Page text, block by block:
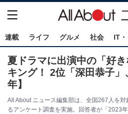
連載 ライフ グルメ 社会 IT
夏ドラマに出演中の「好
キング！ 2位「深田恭子
年】
All About ニュース編集部は、全国267人を
るアンケート調査を実施。回答者が「2023